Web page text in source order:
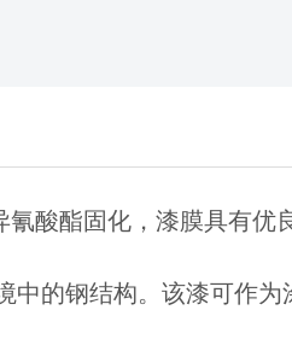
酸酯固化，漆膜具有优
的钢结构。该漆可作为